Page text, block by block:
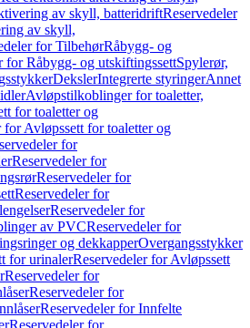
av skyll, batteridriftReservedeler
av skyll,
for TilbehørRåbygg- og
for Råbygg- og utskiftingssettSpylerør,
DekslerIntegrerte styringerAnnet
Avløpstilkoblinger for toaletter,
for toaletter og
for Avløpssett for toaletter og
for
Reservedeler for
Reservedeler for
Reservedeler for
Reservedeler for
av PVCReservedeler for
og dekkapperOvergangsstykker
for urinalerReservedeler for Avløpssett
Reservedeler for
Reservedeler for
Reservedeler for Innfelte
Reservedeler for